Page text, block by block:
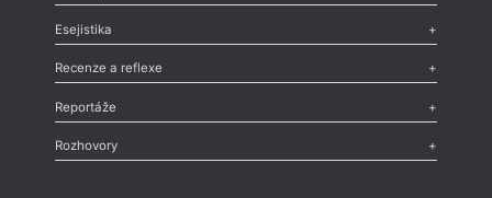
Odlesk
Nekrolog,Glosa,Sloupek,Pozvánka,Literární soutěž,
Esejistika
Esej ,Pádlo,Úvaha
Recenze a reflexe
Recenze
Méně slov o próze,Celá rubrika
Reportáže
Literární zítřky
Celá rubrika
Rozhovory